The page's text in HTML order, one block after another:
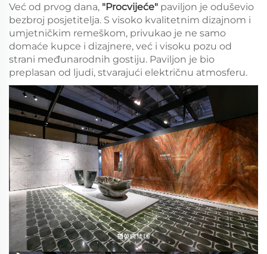
Već od prvog dana, "Procvijeće" paviljon je oduševio
bezbroj posjetitelja. S visoko kvalitetnim dizajnom i
umjetničkim remeškom, privukao je ne samo
domaće kupce i dizajnere, već i visoku pozu od
strani međunarodnih gostiju. Paviljon je bio
preplasan od ljudi, stvarajući električnu atmosferu.